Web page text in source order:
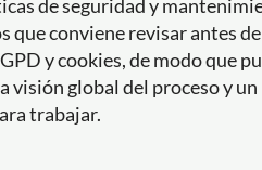
de seguridad y
conviene revisar antes
y cookies, de modo que
global del proceso y
trabajar.